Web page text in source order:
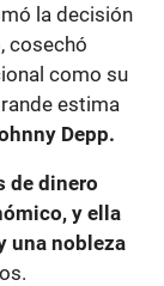
la decisión
cosechó
como su
estima
Depp.
de dinero
y ella
una nobleza